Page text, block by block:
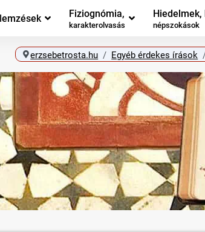
Fiziognómia,
karakterolvasás
Hiedelmek,
népszokások
erzsebetrosta.hu Egyéb érdekes írások